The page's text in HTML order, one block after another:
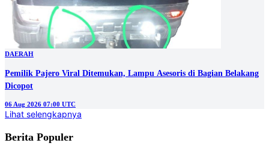
DAERAH
Pemilik Pajero Viral Ditemukan, Lampu Asesoris di Bagian Belakang
Dicopot
06 Aug 2026 07:00 UTC
Lihat selengkapnya
Berita Populer